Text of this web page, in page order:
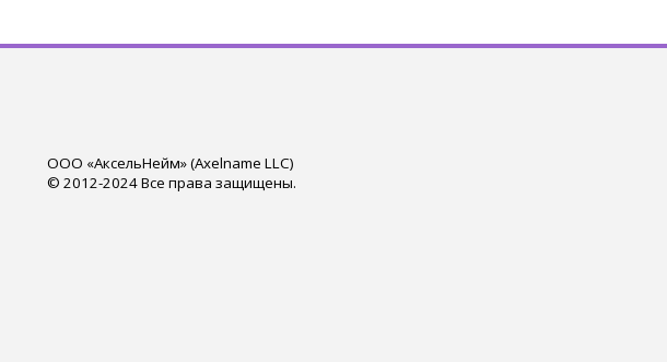
ООО «АксельНейм» (Axelname LLC)
© 2012-2024 Все права защищены.